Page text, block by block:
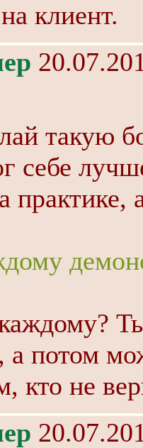
клиент.
такую
себе
практике,
а потом
кто не